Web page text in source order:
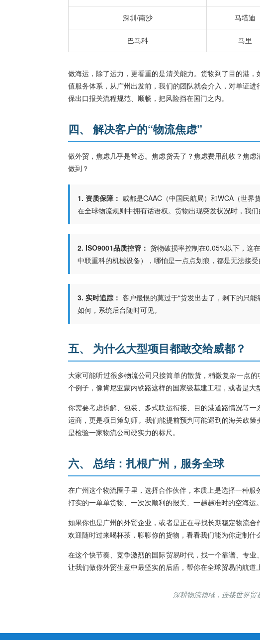
深圳/南沙 马塔迪
巴马科 马里
做海运，除了运力，更看重的是清关能力。货物到了目的港
值服务体系，从广州出发前，我们的团队就会介入，对单证
保出口报关流程规范、顺畅，把风险挡在国门之内。
四、 解决客户的“物流焦虑”
做外贸，焦虑几乎是常态。焦虑货丢了？焦虑费用乱收？焦
做到？
1. 资质保障： 威都是CAAC（中国民航局）和WCA（世界
在全球物流规则中拥有话语权。货物出现突发状况时，我们
2. ISO9001品质控管： 货物破损率控制在0.05%以下，这
中联重科的机械设备），哪怕是一点点划痕，都是无法接受
3. 实时追踪： 客户最恨的莫过于“货发出去了，剩下的只
如何，系统后台随时可见。
五、 为什么大型项目都敢交给威都？
大家可能听过很多物流公司只接简单的散货，稍微复杂一点
个例子，像肯尼亚蒙内铁路这样的国家级基建工程，或者是大
你需要考虑拆解、包装、多式联运衔接、目的港道路情况等
运商，更是项目策划师。我们能提前预判可能遇到的海关政
是检验一家物流公司硬实力的标尺。
六、 总结：扎根广州，服务全球
在广州这个物流圈子里，选择合作伙伴，本质上是选择一种
打实的一单单货物、一次次顺利的报关、一趟趟准时的空海运。
如果你也是广州的外贸企业，或者是正在寻找长期稳定物流
欢迎随时过来喝杯茶，聊聊你的货物，看看我们能为你定制什
在这个快节奏、竞争激烈的国际贸易时代，找一个靠谱、专
让我们做你外贸生意中最坚实的后盾，帮你在全球贸易的航道
深耕物流领域，连接世界贸